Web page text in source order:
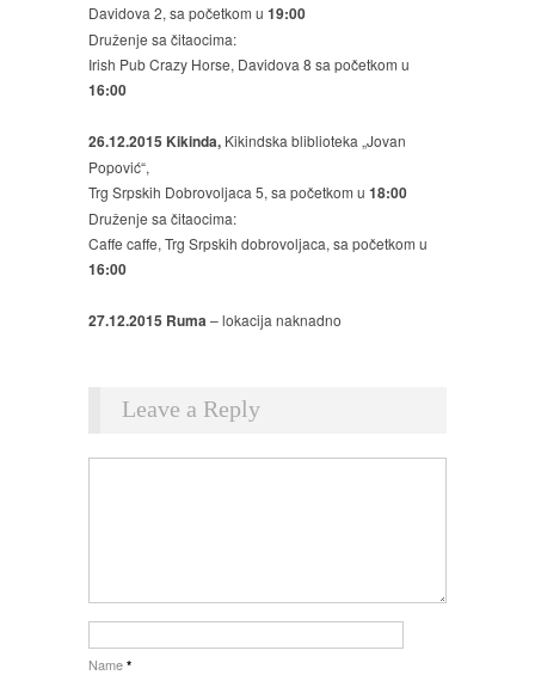
Davidova 2, sa početkom u 19:00
Druženje sa čitaocima:
Irish Pub Crazy Horse, Davidova 8 sa početkom u
16:00
26.12.2015 Kikinda, Kikindska bliblioteka „Jovan
Popović“,
Trg Srpskih Dobrovoljaca 5, sa početkom u 18:00
Druženje sa čitaocima:
Caffe caffe, Trg Srpskih dobrovoljaca, sa početkom u
16:00
27.12.2015 Ruma– lokacija naknadno
Leave a Reply
Name *